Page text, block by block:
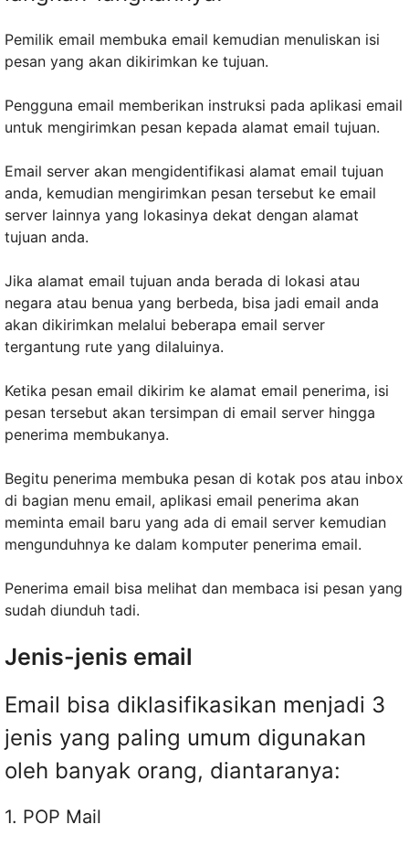
Pemilik email membuka email kemudian menuliskan isi
pesan yang akan dikirimkan ke tujuan.
Pengguna email memberikan instruksi pada aplikasi email
untuk mengirimkan pesan kepada alamat email tujuan.
Email server akan mengidentifikasi alamat email tujuan
anda, kemudian mengirimkan pesan tersebut ke email
server lainnya yang lokasinya dekat dengan alamat
tujuan anda.
Jika alamat email tujuan anda berada di lokasi atau
negara atau benua yang berbeda, bisa jadi email anda
akan dikirimkan melalui beberapa email server
tergantung rute yang dilaluinya.
Ketika pesan email dikirim ke alamat email penerima, isi
pesan tersebut akan tersimpan di email server hingga
penerima membukanya.
Begitu penerima membuka pesan di kotak pos atau inbox
di bagian menu email, aplikasi email penerima akan
meminta email baru yang ada di email server kemudian
mengunduhnya ke dalam komputer penerima email.
Penerima email bisa melihat dan membaca isi pesan yang
sudah diunduh tadi.
Jenis-jenis email
Email bisa diklasifikasikan menjadi 3
jenis yang paling umum digunakan
oleh banyak orang, diantaranya:
1. POP Mail